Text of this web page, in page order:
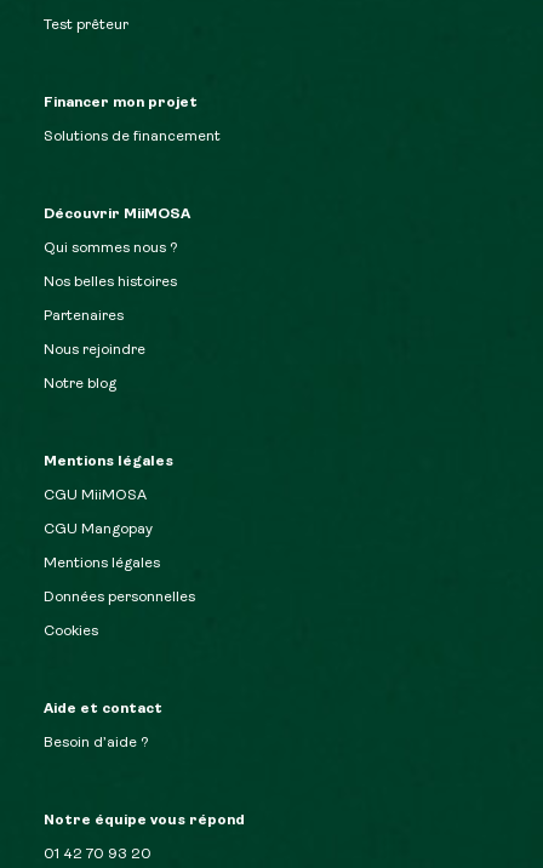
Test prêteur
Financer mon projet
Solutions de financement
Découvrir MiiMOSA
Qui sommes nous ?
Nos belles histoires
Partenaires
Nous rejoindre
Notre blog
Mentions légales
CGU MiiMOSA
CGU Mangopay
Mentions légales
Données personnelles
Cookies
Aide et contact
Besoin d’aide ?
Notre équipe vous répond
01 42 70 93 20